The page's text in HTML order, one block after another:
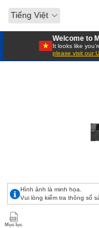
Tiếng Việt
Welcome to
It looks like
please visit our
Hình ảnh là minh họa.
Vui lòng kiểm tra thông số
Mục lục